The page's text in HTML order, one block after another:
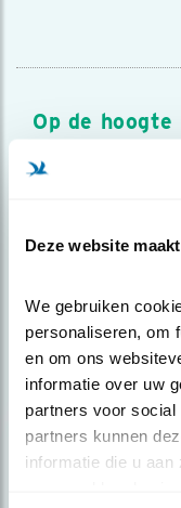
Deze website
We gebruiken
personaliseren, om
en om ons
informatie over uw
partners voor
partners kunnen
informatie die u
Op de
Meld je aan en
over vogels en